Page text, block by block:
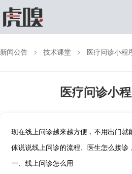
新闻公告 技术课堂 医疗问诊小程
医疗问诊小
现在线上问诊越来越方便，不用出门
体说说线上问诊的流程、医生怎么接诊
一、线上问诊怎么用